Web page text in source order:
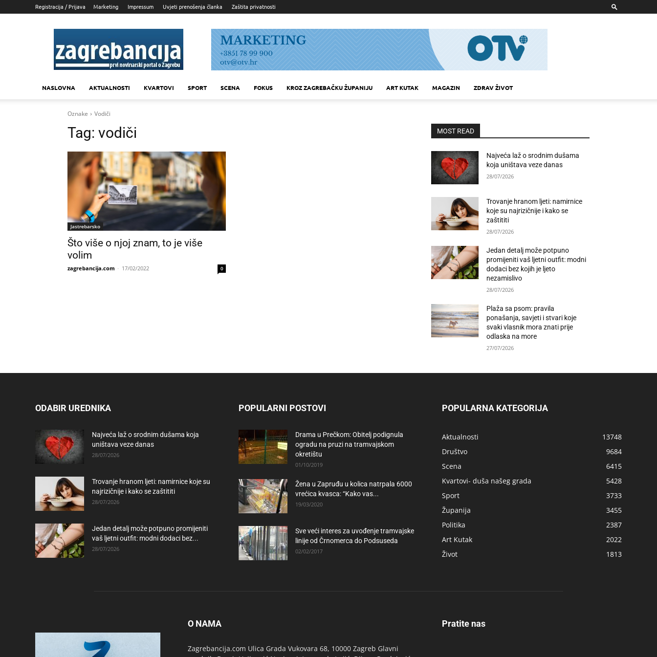
Registracija / Prijava Marketing Impressum Uvjeti prenošenja članka Zaštita privatnosti
Zagrebancija
NASLOVNA AKTUALNOSTI KVARTOVI SPORT SCENA FOKUS KROZ ZAGREBAČKU ŽUPANIJU ART KUTAK MAGAZIN ZDRAV ŽIVOT
Oznake Vodiči
Tag: vodiči
Jastrebarsko
Što više o njoj znam, to je više
volim
zagrebancija.com - 17/02/2022 0
MOST READ
Najveća laž o srodnim dušama
koja uništava veze danas
28/07/2026
Trovanje hranom ljeti: namirnice
koje su najrizičnije i kako se
zaštititi
28/07/2026
Jedan detalj može potpuno
promijeniti vaš ljetni outfit: modni
dodaci bez kojih je ljeto
nezamislivo
28/07/2026
Plaža sa psom: pravila
ponašanja, savjeti i stvari koje
svaki vlasnik mora znati prije
odlaska na more
27/07/2026
ODABIR UREDNIKA
Najveća laž o srodnim dušama koja
uništava veze danas
28/07/2026
Trovanje hranom ljeti: namirnice koje su
najrizičnije i kako se zaštititi
28/07/2026
Jedan detalj može potpuno promijeniti
vaš ljetni outfit: modni dodaci bez...
28/07/2026
POPULARNI POSTOVI
Drama u Prečkom: Obitelj podignula
ogradu na pruzi na tramvajskom
okretištu
01/10/2019
Žena u Zapruđu u kolica natrpala 6000
vrećica kvasca: “Kako vas...
19/03/2020
Sve veći interes za uvođenje tramvajske
linije od Črnomerca do Podsuseda
02/02/2017
POPULARNA KATEGORIJA
Aktualnosti
13748
Društvo
9684
Scena
6415
Kvartovi- duša našeg grada
5428
Sport
3733
Županija
3455
Politika
2387
Art Kutak
2022
Život
1813
O NAMA
Zagrebancija.com Ulica Grada Vukovara 68, 10000 Zagreb Glavni
Pratite nas